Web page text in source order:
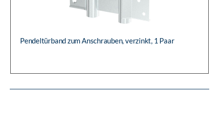
Pendeltürband zum Anschrauben, verzinkt, 1 Paar